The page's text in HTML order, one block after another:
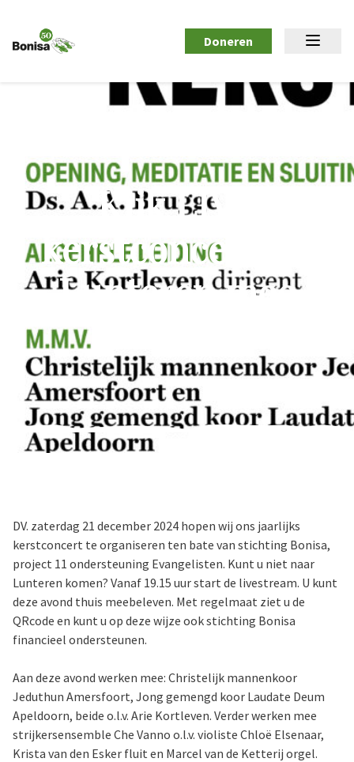
Doneren
Kijk LIVE
kerstconcert uit
Lunteren mee
DV. zaterdag 21 december 2024 hopen wij ons jaarlijks
kerstconcert te organiseren ten bate van stichting Bonisa,
project 11 ondersteuning Evangelisten. Kunt u niet naar
Lunteren komen? Vanaf 19.15 uur start de livestream. U kunt
deze avond thuis meebeleven. Met regelmaat ziet u de
QRcode en kunt u op deze wijze ook stichting Bonisa
financieel ondersteunen.
Aan deze avond werken mee: Christelijk mannenkoor
Jeduthun Amersfoort, Jong gemengd koor Laudate Deum
Apeldoorn, beide o.l.v. Arie Kortleven. Verder werken mee
strijkersensemble Che Vanno o.l.v. violiste Chloë Elsenaar,
Krista van den Esker fluit en Marcel van de Ketterij orgel.